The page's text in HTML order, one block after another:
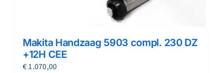
Makita Handzaag 5903 compl. 230 DZ
+12H CEE
€1.070,00